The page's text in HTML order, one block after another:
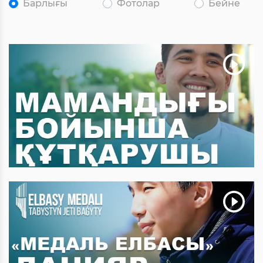
Барлығы Фотолар Бейне